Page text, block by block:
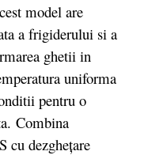
model are
a frigiderului si a
ghetii in
uniforma
pentru o
Combina
cu dezgheţare